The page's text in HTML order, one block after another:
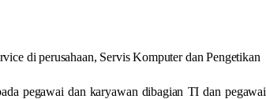
di perusahaan, Servis Komputer dan Pengetikan
pegawai dan karyawan dibagian TI dan pegawai